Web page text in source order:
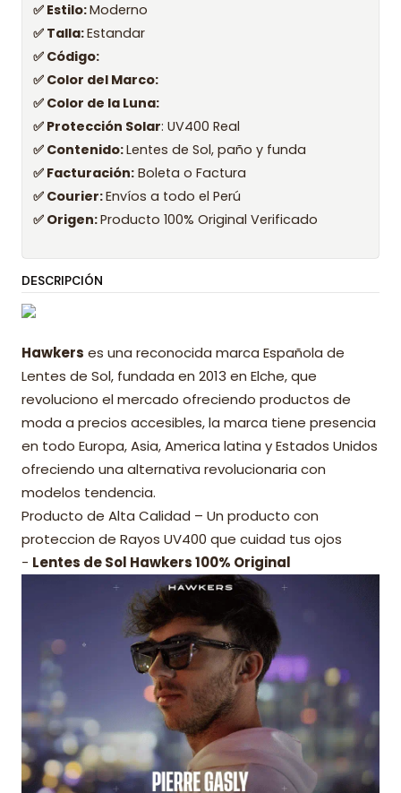
✅ Estilo:Moderno
✅ Talla:Estandar
✅ Código:
✅ Color del Marco:
✅ Color de la Luna:
✅ Protección Solar: UV400 Real
✅ Contenido:Lentes de Sol, paño y funda
✅ Facturación: Boleta o Factura
✅ Courier:Envíos a todo el Perú
✅ Origen:Producto 100% Original Verificado
DESCRIPCIÓN
Hawkers es una reconocida marca Española de
Lentes de Sol, fundada en 2013 en Elche, que
revoluciono el mercado ofreciendo productos de
moda a precios accesibles, la marca tiene presencia
en todo Europa, Asia, America latina y Estados Unidos
ofreciendo una alternativa revolucionaria con
modelos tendencia.
Producto de Alta Calidad – Un producto con
proteccion de Rayos UV400 que cuidad tus ojos
- Lentes de Sol Hawkers 100% Original